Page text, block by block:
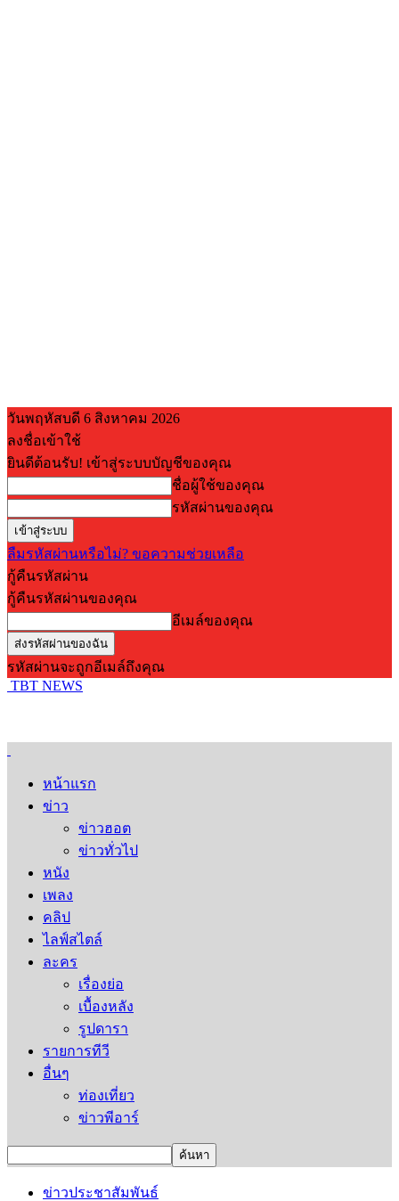
วันพฤหัสบดี 6 สิงหาคม 2026
ลงชื่อเข้าใช้
ยินดีต้อนรับ! เข้าสู่ระบบบัญชีของคุณ
ชื่อผู้ใช้ของคุณ
รหัสผ่านของคุณ
ลืมรหัสผ่านหรือไม่? ขอความช่วยเหลือ
กู้คืนรหัสผ่าน
กู้คืนรหัสผ่านของคุณ
อีเมล์ของคุณ
รหัสผ่านจะถูกอีเมล์ถึงคุณ
TBT NEWS
หน้าแรก
ข่าว
ข่าวฮอต
ข่าวทั่วไป
หนัง
เพลง
คลิป
ไลฟ์สไตล์
ละคร
เรื่องย่อ
เบื้องหลัง
รูปดารา
รายการทีวี
อื่นๆ
ท่องเที่ยว
ข่าวพีอาร์
ข่าวประชาสัมพันธ์